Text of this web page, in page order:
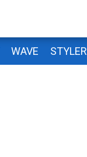
WAVE STYLER